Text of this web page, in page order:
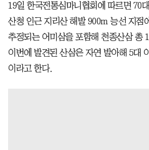
19일 한국전통심마니협회에 따르면 70
산청 인근 지리산 해발 900m 능선 지점
추정되는 어미삼을 포함해 천종산삼 총
이번에 발견된 산삼은 자연 발아해 5대
이라고 한다.